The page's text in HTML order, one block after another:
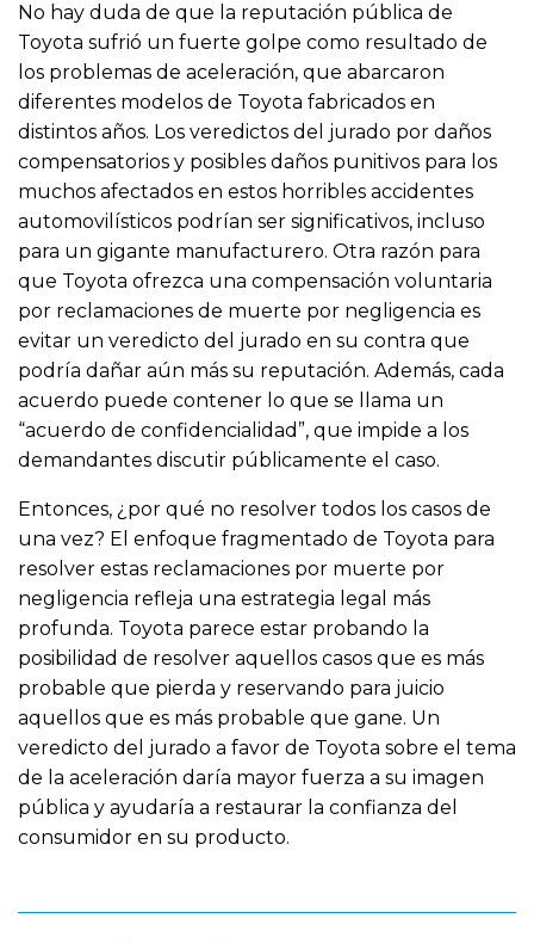
No hay duda de que la reputación pública de
Toyota sufrió un fuerte golpe como resultado de
los problemas de aceleración, que abarcaron
diferentes modelos de Toyota fabricados en
distintos años. Los veredictos del jurado por daños
compensatorios y posibles daños punitivos para los
muchos afectados en estos horribles accidentes
automovilísticos podrían ser significativos, incluso
para un gigante manufacturero. Otra razón para
que Toyota ofrezca una compensación voluntaria
por reclamaciones de muerte por negligencia es
evitar un veredicto del jurado en su contra que
podría dañar aún más su reputación. Además, cada
acuerdo puede contener lo que se llama un
“acuerdo de confidencialidad”, que impide a los
demandantes discutir públicamente el caso.
Entonces, ¿por qué no resolver todos los casos de
una vez? El enfoque fragmentado de Toyota para
resolver estas reclamaciones por muerte por
negligencia refleja una estrategia legal más
profunda. Toyota parece estar probando la
posibilidad de resolver aquellos casos que es más
probable que pierda y reservando para juicio
aquellos que es más probable que gane. Un
veredicto del jurado a favor de Toyota sobre el tema
de la aceleración daría mayor fuerza a su imagen
pública y ayudaría a restaurar la confianza del
consumidor en su producto.